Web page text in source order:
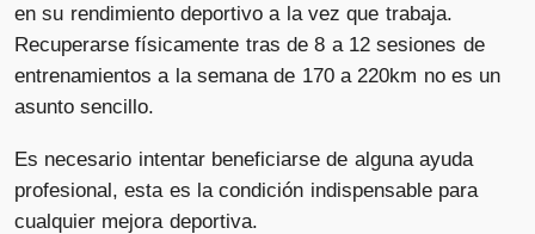
en su rendimiento deportivo a la vez que trabaja.
Recuperarse físicamente tras de 8 a 12 sesiones de
entrenamientos a la semana de 170 a 220km no es un
asunto sencillo.
Es necesario intentar beneficiarse de alguna ayuda
profesional, esta es la condición indispensable para
cualquier mejora deportiva.